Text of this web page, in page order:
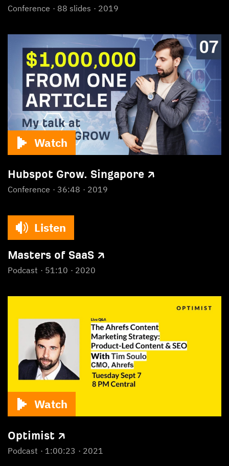
Conference 88 slides 2019
Watch
Hubspot Grow. Singapore ↗
Conference 36:48 2019
Listen
Masters of SaaS ↗
Podcast 51:10 2020
Watch
Optimist ↗
Podcast 1:00:23 2021